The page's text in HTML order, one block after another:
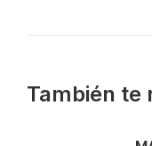
También